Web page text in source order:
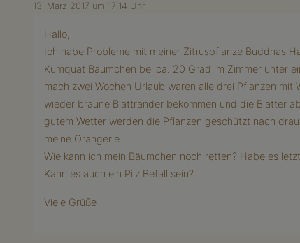
13. März 2017 um 17:14 Uhr
Hallo,
Ich habe Probleme mit meiner Zitruspflanze Buddhas
Kumquat Bäumchen bei ca. 20 Grad im Zimmer unter
mach zwei Wochen Urlaub waren alle drei Pflanzen
wieder braune Blattränder bekommen und die Blätter
gutem Wetter werden die Pflanzen geschützt nach
meine Orangerie.
Wie kann ich mein Bäumchen noch retten? Habe es
Kann es auch ein Pilz Befall sein?
Viele Grüße